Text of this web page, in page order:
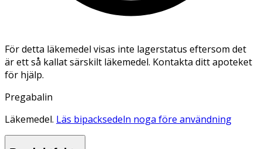
För detta läkemedel visas inte lagerstatus eftersom det
är ett så kallat särskilt läkemedel. Kontakta ditt apoteket
för hjälp.
Pregabalin
Läkemedel. Läs bipacksedeln noga före användning